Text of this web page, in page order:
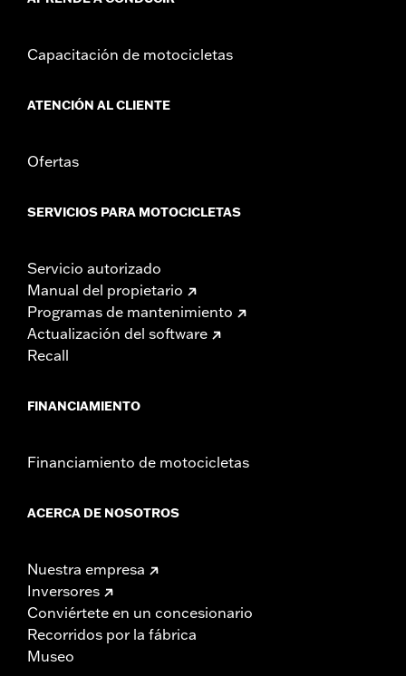
Capacitación de motocicletas
ATENCIÓN AL CLIENTE
Ofertas
SERVICIOS PARA MOTOCICLETAS
Servicio autorizado
Manual del propietario
Programas de mantenimiento
Actualización del software
Recall
FINANCIAMIENTO
Financiamiento de motocicletas
ACERCA DE NOSOTROS
Nuestra empresa
Inversores
Conviértete en un concesionario
Recorridos por la fábrica
Museo